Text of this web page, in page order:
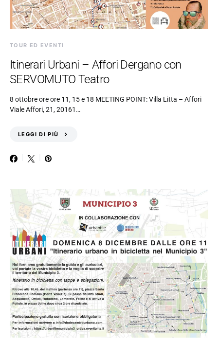
TOUR ED EVENTI
Itinerari Urbani – Affori Dergano con
SERVOMUTO Teatro
8 ottobre ore ore 11, 15 e 18 MEETING POINT: Villa Litta – Affori
Viale Affori, 21, 20161…
LEGGI DI PIÙ